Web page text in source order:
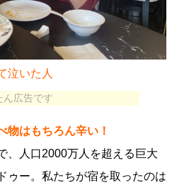
泣いた人
ん広告です
物はもちろん辛い！
、人口2000万人を超える巨大
ゥー。私たちが宿を取ったのは